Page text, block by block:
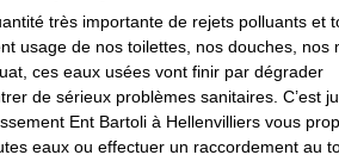
très importante de rejets polluants et
usage de nos toilettes, nos douches, nos
ces eaux usées vont finir par dégrader
de sérieux problèmes sanitaires. C’est
Ent Bartoli à Hellenvilliers vous
eaux ou effectuer un raccordement au